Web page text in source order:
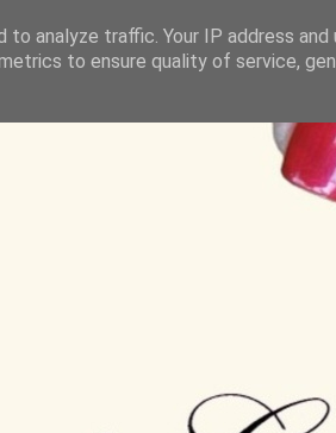
analyze traffic. Your IP address and
to ensure quality of service,